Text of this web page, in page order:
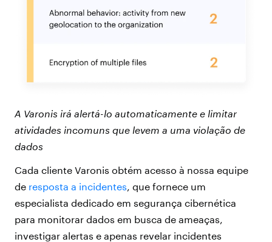
A Varonis irá alertá-lo automaticamente e limitar
atividades incomuns que levem a uma violação de
dados
Cada cliente Varonis obtém acesso à nossa equipe
de resposta a incidentes , que fornece um
especialista dedicado em segurança cibernética
para monitorar dados em busca de ameaças,
investigar alertas e apenas revelar incidentes